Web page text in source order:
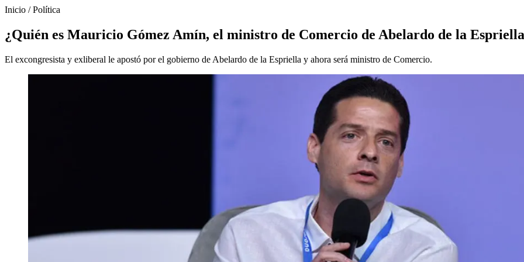
Inicio /Política
¿Quién es Mauricio Gómez Amín, el ministro de Comercio de Abelardo de la
El excongresista y exliberal le apostó por el gobierno de Abelardo de la Espriella y ahora será ministro de Comercio.